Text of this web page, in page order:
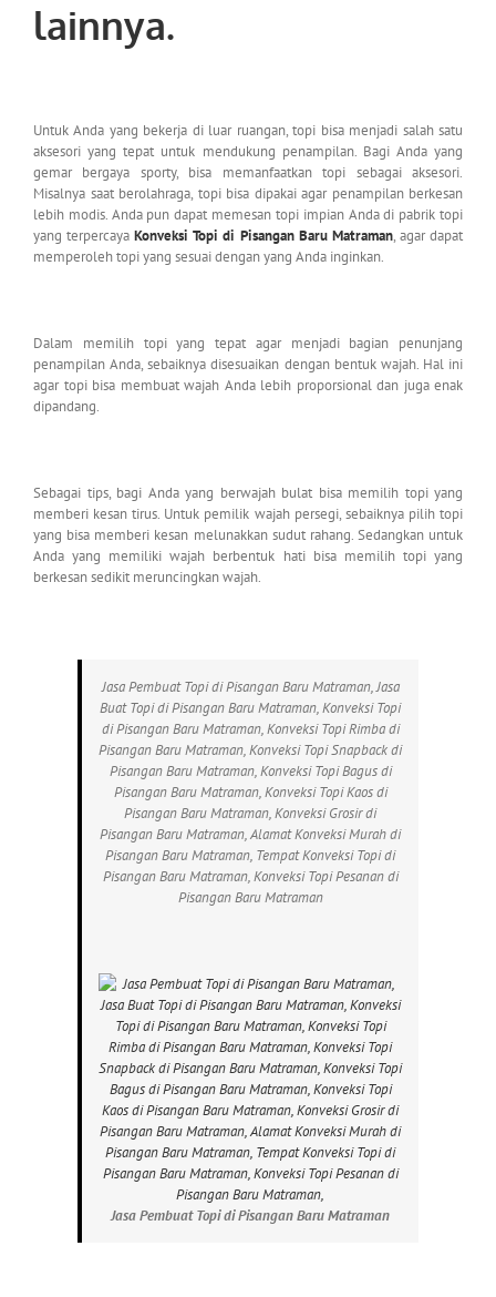
lainnya.
Untuk Anda yang bekerja di luar ruangan, topi bisa menjadi salah satu
aksesori yang tepat untuk mendukung penampilan. Bagi Anda yang
gemar bergaya sporty, bisa memanfaatkan topi sebagai aksesori.
Misalnya saat berolahraga, topi bisa dipakai agar penampilan berkesan
lebih modis. Anda pun dapat memesan topi impian Anda di pabrik topi
yang terpercayaKonveksi Topi di Pisangan Baru Matraman, agar dapat
memperoleh topi yang sesuai dengan yang Anda inginkan.
Dalam memilih topi yang tepat agar menjadi bagian penunjang
penampilan Anda, sebaiknya disesuaikan dengan bentuk wajah. Hal ini
agar topi bisa membuat wajah Anda lebih proporsional dan juga enak
dipandang.
Sebagai tips, bagi Anda yang berwajah bulat bisa memilih topi yang
memberi kesan tirus. Untuk pemilik wajah persegi, sebaiknya pilih topi
yang bisa memberi kesan melunakkan sudut rahang. Sedangkan untuk
Anda yang memiliki wajah berbentuk hati bisa memilih topi yang
berkesan sedikit meruncingkan wajah.
Jasa Pembuat Topi di Pisangan Baru Matraman, Jasa
Buat Topi di Pisangan Baru Matraman, Konveksi Topi
di Pisangan Baru Matraman, Konveksi Topi Rimba di
Pisangan Baru Matraman, Konveksi Topi Snapback di
Pisangan Baru Matraman, Konveksi Topi Bagus di
Pisangan Baru Matraman, Konveksi Topi Kaos di
Pisangan Baru Matraman, Konveksi Grosir di
Pisangan Baru Matraman, Alamat Konveksi Murah di
Pisangan Baru Matraman, Tempat Konveksi Topi di
Pisangan Baru Matraman, Konveksi Topi Pesanan di
Pisangan Baru Matraman
Jasa Pembuat Topi di Pisangan Baru Matraman